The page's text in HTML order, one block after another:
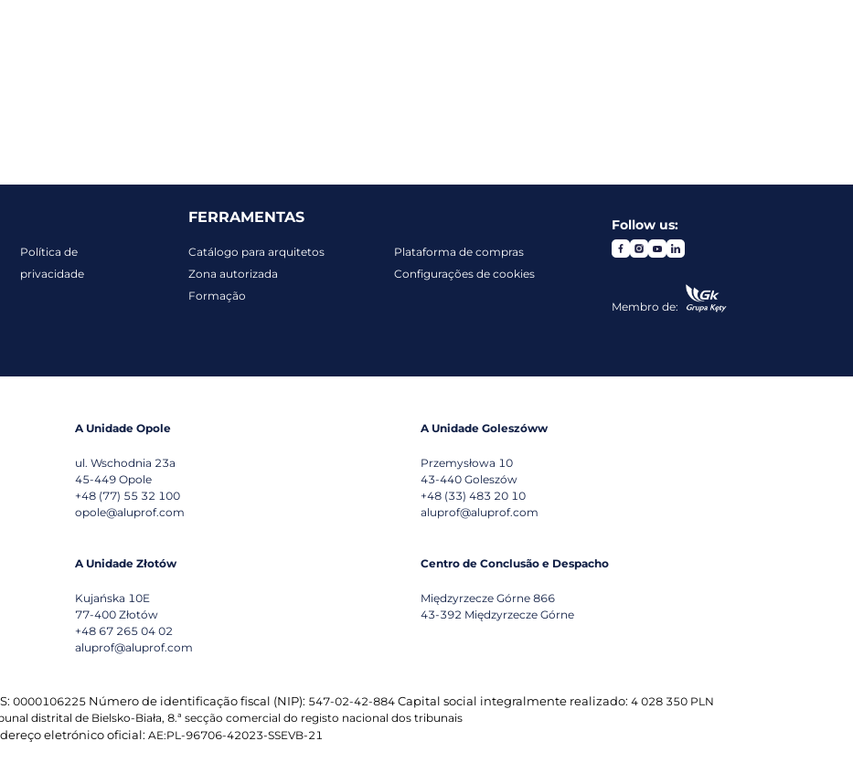
Política de
privacidade
FERRAMENTAS
Catálogo para arquitetos
Zona autorizada
Formação
Plataforma de compras
Configurações de cookies
Follow us:
Membro de:
A Unidade Opole
ul. Wschodnia 23a
45-449 Opole
+48 (77) 55 32 100
opole@aluprof.com
A Unidade Goleszóww
Przemysłowa 10
43-440 Goleszów
+48 (33) 483 20 10
aluprof@aluprof.com
A Unidade Złotów
Kujańska 10E
77-400 Złotów
+48 67 265 04 02
aluprof@aluprof.com
Centro de Conclusão e Despacho
Międzyrzecze Górne 866
43-392 Międzyrzecze Górne
0000106225 Número de identificação fiscal (NIP): 547-02-42-884 Capital social integralmente realizado: 4 028 350 PLN
distrital de Bielsko-Biała, 8.ª secção comercial do registo nacional dos tribunais
eletrónico oficial: AE:PL-96706-42023-SSEVB-21